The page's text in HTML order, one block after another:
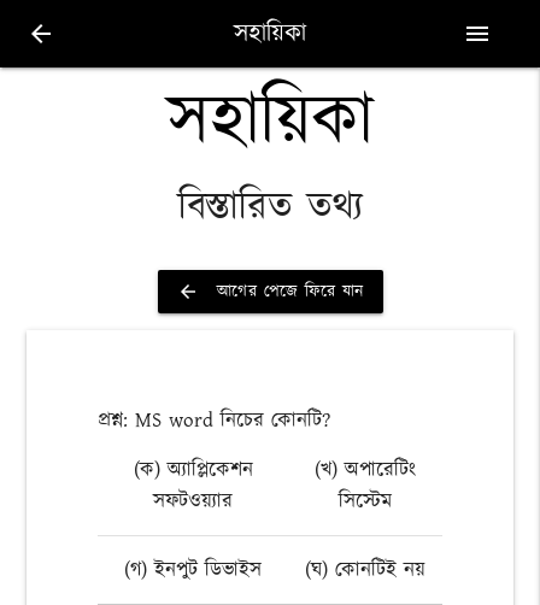
arrow_back সহায়িকা menu
সহায়িকা
বিস্তারিত তথ্য
arrow_back আগের পেজে ফিরে যান
প্রশ্ন: MS word নিচের কোনটি?
(ক) অ্যাপ্লিকেশন
সফটওয়্যার
(খ) অপারেটিং
সিস্টেম
(গ) ইনপুট ডিভাইস (ঘ) কোনটিই নয়